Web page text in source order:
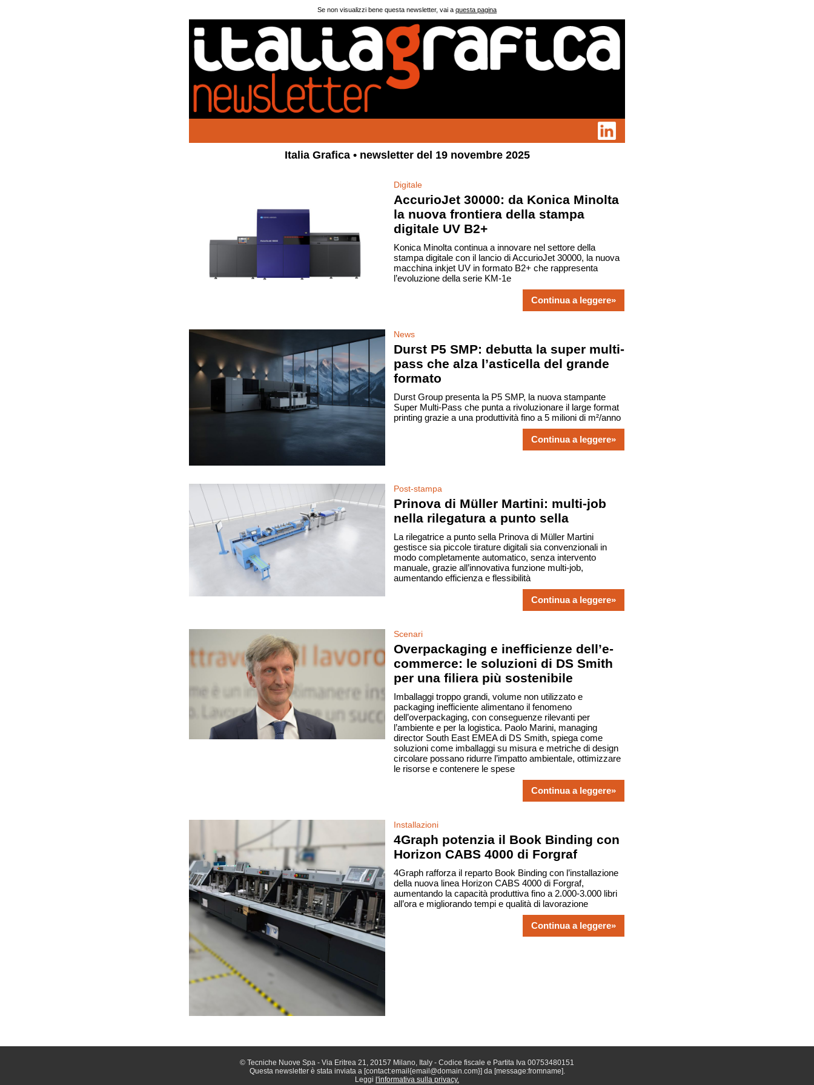
Se non visualizzi bene questa newsletter, vai a questa pagina
Italia Grafica • newsletter del 19 novembre 2025
Digitale
AccurioJet 30000: da Konica Minolta
la nuova frontiera della stampa
digitale UV B2+
Konica Minolta continua a innovare nel settore della
stampa digitale con il lancio di AccurioJet 30000, la nuova
macchina inkjet UV in formato B2+ che rappresenta
l’evoluzione della serie KM-1e
Continua a leggere»
News
Durst P5 SMP: debutta la super multi-
pass che alza l’asticella del grande
formato
Durst Group presenta la P5 SMP, la nuova stampante
Super Multi-Pass che punta a rivoluzionare il large format
printing grazie a una produttività fino a 5 milioni di m²/anno
Continua a leggere»
Post-stampa
Prinova di Müller Martini: multi-job
nella rilegatura a punto sella
La rilegatrice a punto sella Prinova di Müller Martini
gestisce sia piccole tirature digitali sia convenzionali in
modo completamente automatico, senza intervento
manuale, grazie all’innovativa funzione multi-job,
aumentando efficienza e flessibilità
Continua a leggere»
Scenari
Overpackaging e inefficienze dell’e-
commerce: le soluzioni di DS Smith
per una filiera più sostenibile
Imballaggi troppo grandi, volume non utilizzato e
packaging inefficiente alimentano il fenomeno
dell’overpackaging, con conseguenze rilevanti per
l’ambiente e per la logistica. Paolo Marini, managing
director South East EMEA di DS Smith, spiega come
soluzioni come imballaggi su misura e metriche di design
circolare possano ridurre l’impatto ambientale, ottimizzare
le risorse e contenere le spese
Continua a leggere»
Installazioni
4Graph potenzia il Book Binding con
Horizon CABS 4000 di Forgraf
4Graph rafforza il reparto Book Binding con l’installazione
della nuova linea Horizon CABS 4000 di Forgraf,
aumentando la capacità produttiva fino a 2.000-3.000 libri
all’ora e migliorando tempi e qualità di lavorazione
Continua a leggere»
© Tecniche Nuove Spa - Via Eritrea 21, 20157 Milano, Italy - Codice fiscale e Partita Iva 00753480151
Questa newsletter è stata inviata a [contact:email{email@domain.com}] da [message:fromname].
Leggi l'informativa sulla privacy.